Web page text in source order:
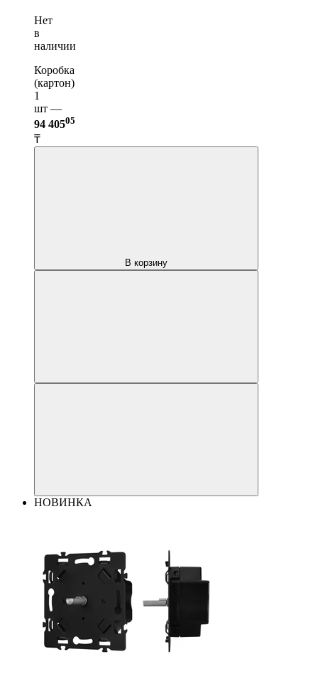
Нет
в
наличии
Коробка
(картон)
1
шт —
94 40505
₸
В корзину
НОВИНКА